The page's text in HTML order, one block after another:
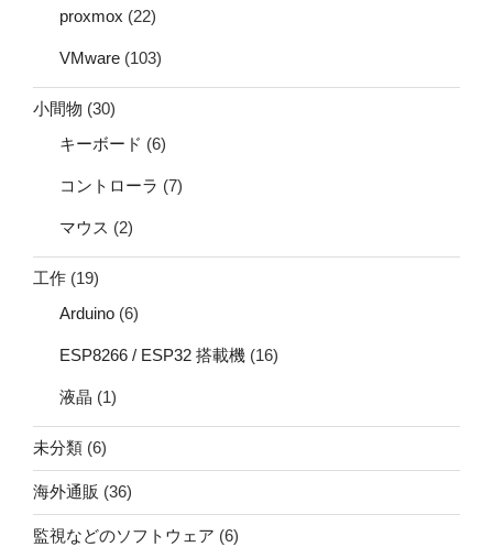
proxmox (22)
VMware (103)
小間物 (30)
キーボード (6)
コントローラ (7)
マウス (2)
工作 (19)
Arduino (6)
ESP8266 / ESP32 搭載機 (16)
液晶 (1)
未分類 (6)
海外通販 (36)
監視などのソフトウェア (6)